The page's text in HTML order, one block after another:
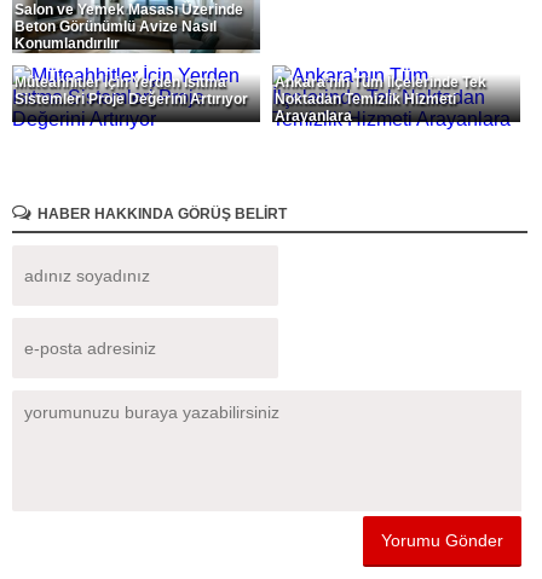
Salon ve Yemek Masası Üzerinde
Beton Görünümlü Avize Nasıl
Konumlandırılır
Müteahhitler İçin Yerden Isıtma
Sistemleri Proje Değerini Artırıyor
Ankara’nın Tüm İlçelerinde Tek
Noktadan Temizlik Hizmeti
Arayanlara
HABER HAKKINDA GÖRÜŞ BELİRT